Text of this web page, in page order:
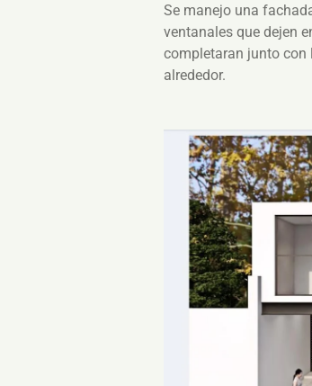
Se manejo una
ventanales que dejen
completaran junto con
alrededor.